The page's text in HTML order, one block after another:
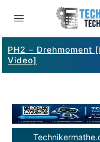
PH2 – Drehmoment
Video]